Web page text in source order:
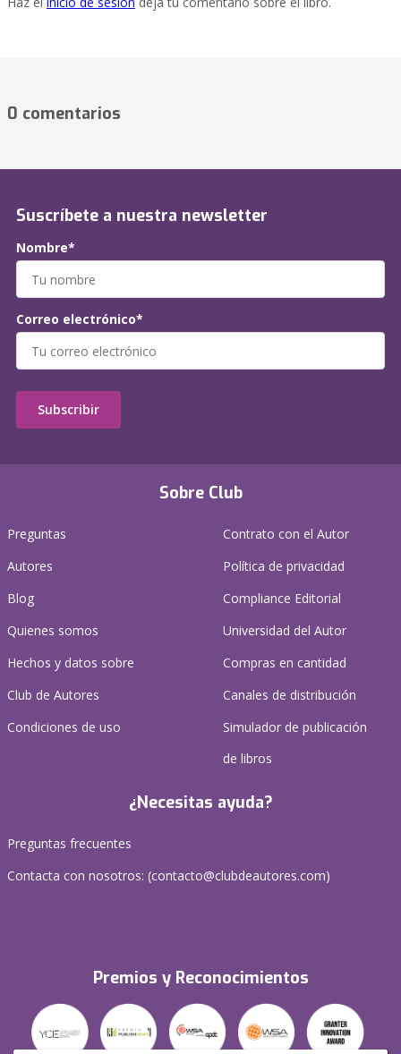
0 comentarios
Sobre Club
Preguntas
Autores
Blog
Quienes somos
Hechos y datos sobre
Club de Autores
Condiciones de uso
Contrato con el Autor
Política de privacidad
Compliance Editorial
Universidad del Autor
Compras en cantidad
Canales de distribución
Simulador de publicación
de libros
¿Necesitas ayuda?
Preguntas frecuentes
Contacta con nosotros: (contacto@clubdeautores.com)
Premios y Reconocimientos
Suscríbete a nuestra newsletter
Nombre*
Correo electrónico*
Subscribir